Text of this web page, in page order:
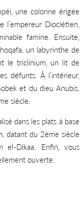
une colonne érigée
l’empereur Dioclétien,
famine. Ensuite,
un labyrinthe de
le triclinium, un lit de
défunts. À l’intérieur,
et du dieu Anubis,
siècle.
dans les plats à base
datant du 2ème siècle
el-Dikaa. Enfin, vous
ouverte.